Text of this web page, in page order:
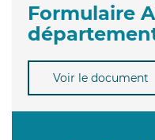
Formulaire
Voir le document